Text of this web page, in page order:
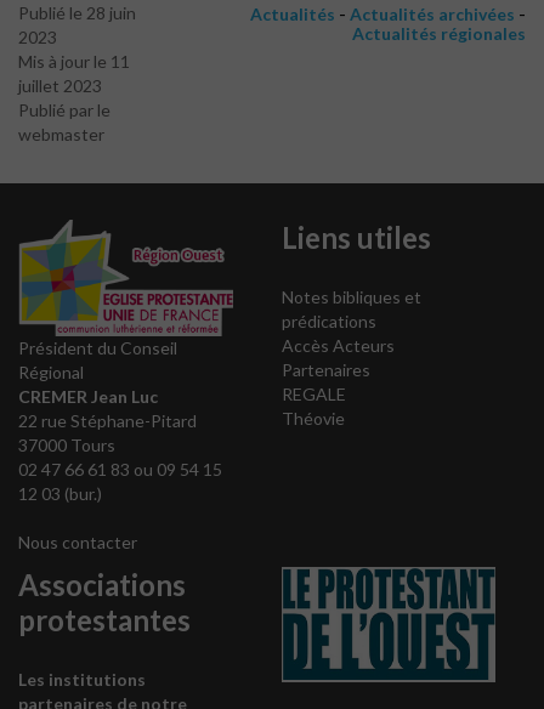
Publié le 28 juin
2023
Mis à jour le 11
juillet 2023
Publié par le
webmaster
Actualités - Actualités archivées -
Actualités régionales
Président du Conseil
Régional
CREMER Jean Luc
22 rue Stéphane-Pitard
37000 Tours
02 47 66 61 83 ou 09 54 15
12 03 (bur.)
Nous contacter
Liens utiles
Notes bibliques et
prédications
Accès Acteurs
Partenaires
REGALE
Théovie
Associations
protestantes
Les institutions
partenaires de notre